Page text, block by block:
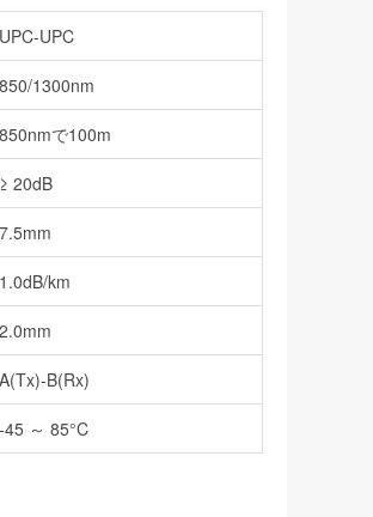
UPC-UPC
850/1300nm
850nmで100m
≥ 20dB
7.5mm
1.0dB/km
2.0mm
A(Tx)-B(Rx)
-45 ～ 85°C